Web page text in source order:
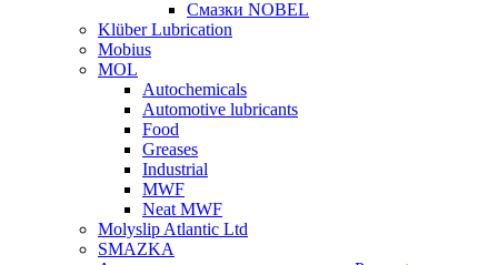
Смазки NOBEL
Klüber Lubrication
Mobius
MOL
Autochemicals
Automotive lubricants
Food
Greases
Industrial
MWF
Neat MWF
Molyslip Atlantic Ltd
SMAZKA